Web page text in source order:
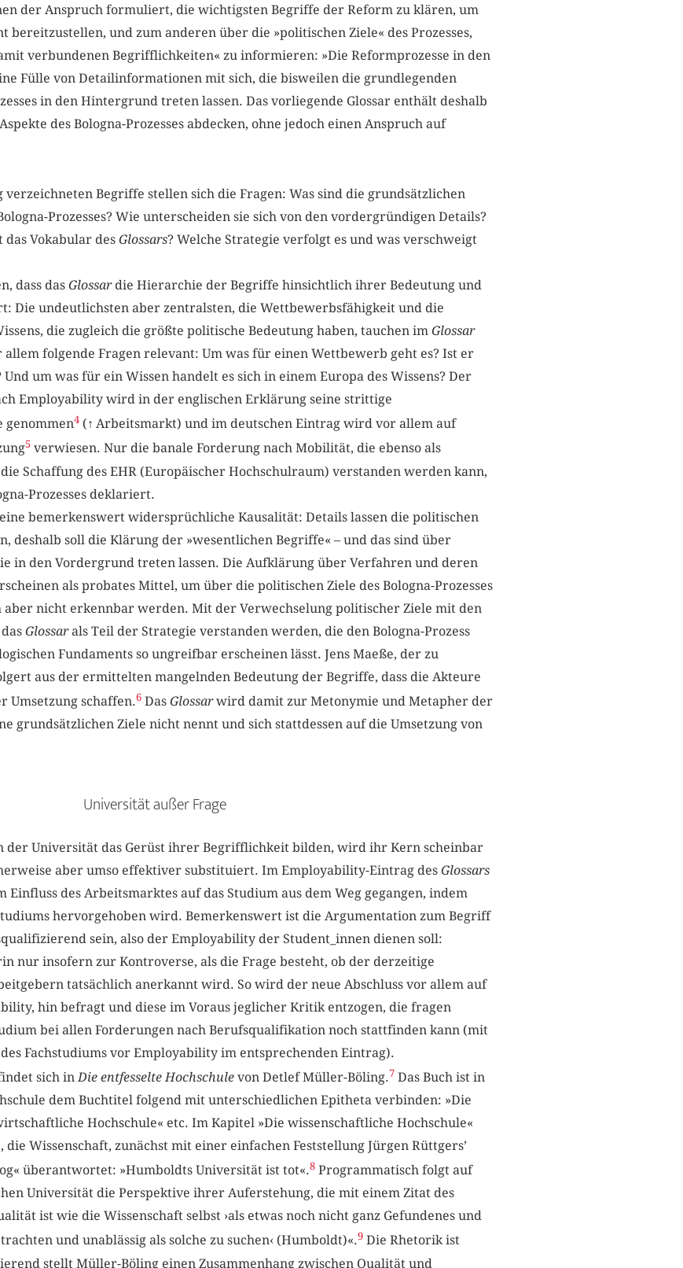
der Anspruch formuliert, die wichtigsten Begriffe der Reform zu klären, um
und zum anderen über die »politischen Ziele« des Prozesses,
verbundenen Begrifflichkeiten« zu informieren: »Die Reformprozesse in den
Fülle von Detailinformationen mit sich, die bisweilen die grundlegenden
in den Hintergrund treten lassen. Das vorliegende Glossar enthält deshalb
des Bologna-Prozesses abdecken, ohne jedoch einen Anspruch auf
Begriffe stellen sich die Fragen: Was sind die grundsätzlichen
Prozesses? Wie unterscheiden sie sich von den vordergründigen Details?
Vokabular des Glossars? Welche Strategie verfolgt es und was verschweigt
dass das Glossardie Hierarchie der Begriffe hinsichtlich ihrer Bedeutung und
Die undeutlichsten aber zentralsten, die Wettbewerbsfähigkeit und die
die zugleich die größte politische Bedeutung haben, tauchen im Glossar
folgende Fragen relevant: Um was für einen Wettbewerb geht es? Ist er
um was für ein Wissen handelt es sich in einem Europa des Wissens? Der
Employability wird in der englischen Erklärung seine strittige
genommen4(↑ Arbeitsmarkt) und im deutschen Eintrag wird vor allem auf
5verwiesen. Nur die banale Forderung nach Mobilität, die ebenso als
Schaffung des EHR (Europäischer Hochschulraum) verstanden werden kann,
Prozesses deklariert.
bemerkenswert widersprüchliche Kausalität: Details lassen die politischen
deshalb soll die Klärung der »wesentlichen Begriffe« – und das sind über
in den Vordergrund treten lassen. Die Aufklärung über Verfahren und deren
als probates Mittel, um über die politischen Ziele des Bologna-Prozesses
nicht erkennbar werden. Mit der Verwechselung politischer Ziele mit den
Glossarals Teil der Strategie verstanden werden, die den Bologna-Prozess
Fundaments so ungreifbar erscheinen lässt. Jens Maeße, der zu
aus der ermittelten mangelnden Bedeutung der Begriffe, dass die Akteure
Umsetzung schaffen.6Das Glossarwird damit zur Metonymie und Metapher der
grundsätzlichen Ziele nicht nennt und sich stattdessen auf die Umsetzung von
Universität außer Frage
der Universität das Gerüst ihrer Begrifflichkeit bilden, wird ihr Kern scheinbar
aber umso effektiver substituiert. Im Employability-Eintrag des Glossars
des Arbeitsmarktes auf das Studium aus dem Weg gegangen, indem
hervorgehoben wird. Bemerkenswert ist die Argumentation zum Begriff
sein, also der Employability der Student_innen dienen soll:
nur insofern zur Kontroverse, als die Frage besteht, ob der derzeitige
tatsächlich anerkannt wird. So wird der neue Abschluss vor allem auf
hin befragt und diese im Voraus jeglicher Kritik entzogen, die fragen
bei allen Forderungen nach Berufsqualifikation noch stattfinden kann (mit
Fachstudiums vor Employability im entsprechenden Eintrag).
sich inDie entfesselte Hochschulevon Detlef Müller-Böling.7 Das Buch ist in
dem Buchtitel folgend mit unterschiedlichen Epitheta verbinden: »Die
Hochschule« etc. Im Kapitel »Die wissenschaftliche Hochschule«
Wissenschaft, zunächst mit einer einfachen Feststellung Jürgen Rüttgers’
überantwortet: »Humboldts Universität ist tot«.8Programmatisch folgt auf
Universität die Perspektive ihrer Auferstehung, die mit einem Zitat des
ist wie die Wissenschaft selbst ›als etwas noch nicht ganz Gefundenes und
und unablässig als solche zu suchen‹ (Humboldt)«.9Die Rhetorik ist
stellt Müller-Böling einen Zusammenhang zwischen Qualität und